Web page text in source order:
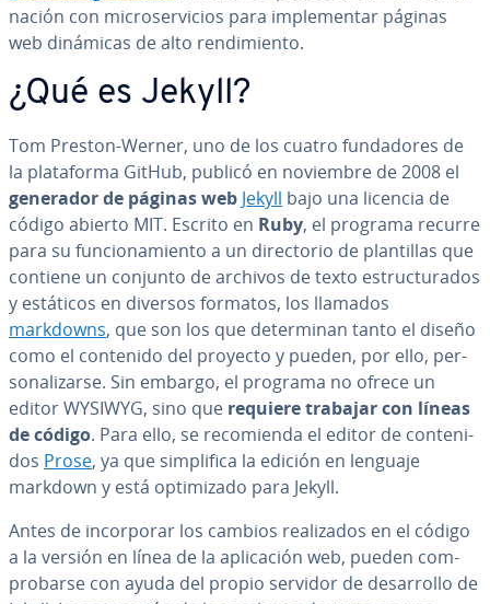
na­ción con mi­cro­se­r­vi­cios para im­ple­me­n­tar páginas
web dinámicas de alto re­n­di­mie­n­to.
¿Qué es Jekyll?
Tom Preston-Werner, uno de los cuatro fu­n­da­do­res de
la pla­ta­fo­r­ma GitHub, publicó en noviembre de 2008 el
generador de páginas web Jekyll bajo una licencia de
código abierto MIT. Escrito en Ruby, el programa recurre
para su fu­n­cio­na­mie­n­to a un di­re­c­to­rio de pla­n­ti­llas que
contiene un conjunto de archivos de texto es­tru­c­tu­ra­dos
y estáticos en diversos formatos, los llamados
markdowns, que son los que de­te­r­mi­nan tanto el diseño
como el contenido del proyecto y pueden, por ello, pe­r­
so­na­li­zar­se. Sin embargo, el programa no ofrece un
editor WYSIWYG, sino que requiere trabajar con líneas
de código. Para ello, se re­co­mie­n­da el editor de co­n­te­ni­
dos Prose, ya que si­m­pli­fi­ca la edición en lenguaje
markdown y está op­ti­mi­za­do para Jekyll.
Antes de in­co­r­po­rar los cambios rea­li­za­dos en el código
a la versión en línea de la apli­ca­ción web, pueden co­m­
pro­bar­se con ayuda del propio servidor de de­sa­rro­llo de